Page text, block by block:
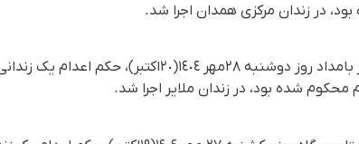
در زندان مرکزی همدان اجرا شد.
از سوی دیگر بامداد روز دوشنبە ٢٨مهر
محکوم شده بود، در زندان ملایر اجرا شد.